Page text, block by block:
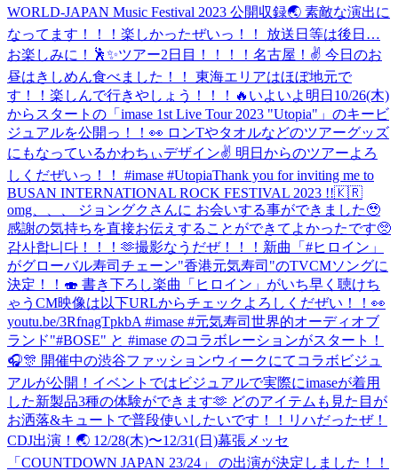
WORLD-JAPAN Music Festival 2023 公開収録🌏 素敵な演出に
なってます！！！楽しかったぜいっ！！ 放送日等は後日…
お楽しみに！🕺✨ツアー2日目！！！！名古屋！✌️ 今日のお
昼はきしめん食べました！！ 東海エリアはほぼ地元で
す！！楽しんで行きやしょう！！！🔥 いよいよ明日10/26(木)
からスタートの「imase 1st Live Tour 2023 "Utopia"」のキービ
ジュアルを公開っ！！👀 ロンTやタオルなどのツアーグッズ
にもなっているかわちぃデザイン✌ 明日からのツアーよろ
しくだぜいっ！！ #imase #UtopiaThank you for inviting me to
BUSAN INTERNATIONAL ROCK FESTIVAL 2023 !!🇰🇷
omg、、、 ジョングクさんに お会いする事ができました🥹
感謝の気持ちを直接お伝えすることができてよかったです🥺
감사합니다！！！🫶撮影なうだぜ！！！ 新曲「#ヒロイン」
がグローバル寿司チェーン"香港元気寿司"のTVCMソングに
決定！！🍣 書き下ろし楽曲「ヒロイン」がいち早く聴けち
ゃうCM映像は以下URLからチェックよろしくだぜい！！👀
youtu.be/3RfnagTpkbA #imase #元気寿司 世界的オーディオブ
ランド"#BOSE" と #imase のコラボレーションがスタート！
🎧🎊 開催中の渋谷ファッションウィークにてコラボビジュ
アルが公開！イベントではビジュアルで実際にimaseが着用
した新製品3種の体験ができます🫶 どのアイテムも見た目が
お洒落&キュートで普段使いしたいです！！ リハだったぜ！
CDJ出演！🌏 12/28(木)〜12/31(日)幕張メッセ
「COUNTDOWN JAPAN 23/24」 の出演が決定しました！！